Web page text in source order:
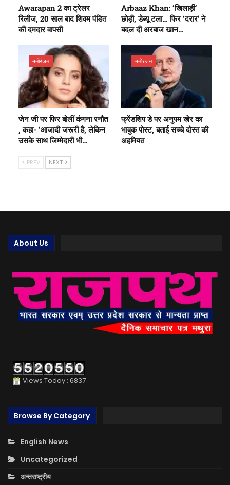
Awarapan 2 का ट्रेलर
रिलीज, 20 साल बाद शिवम पंडित
की दमदार वापसी
Arbaaz Khan: ‘खिलाड़ी’
छोड़ी, डेब्यू टला… फिर ‘दरार’ ने
बदल दी अरबाज खान…
मनोरंजन
जेन जी पर फिर बोलीं कंगना रनौत
, कहा- ‘आजादी जरूरी है, लेकिन
उसके साथ जिम्मेदारी भी…
मनोरंजन
फ्रेंडशिप डे पर अनुपम खेर का
भावुक पोस्ट, बताई सच्चे दोस्त की
अहमियत
PREV NEXT
About Us
Views Today : 6837
Browse By Category
English News
Uncategorized
अन्तराष्ट्रीय